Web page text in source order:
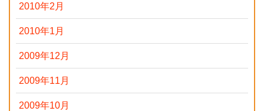
2010年2月
2010年1月
2009年12月
2009年11月
2009年10月